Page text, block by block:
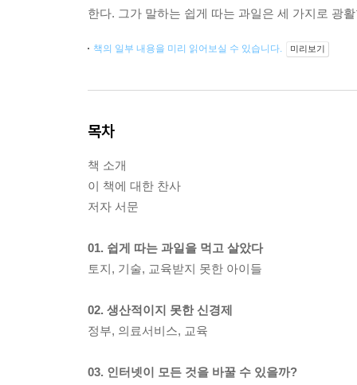
한다. 그가 말하는 쉽게 따는 과일은 세 가지로 광
책의 일부 내용을 미리 읽어보실 수 있습니다. 미리보기
목차
책 소개
이 책에 대한 찬사
저자 서문
01. 쉽게 따는 과일을 먹고 살았다
토지, 기술, 교육받지 못한 아이들
02. 생산적이지 못한 신경제
정부, 의료서비스, 교육
03. 인터넷이 모든 것을 바꿀 수 있을까?